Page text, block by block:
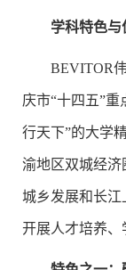
学科特色与
BEVITOR
庆市“十四五”
行天下”的大学
渝地区双城经济
城乡发展和长
开展人才培养、